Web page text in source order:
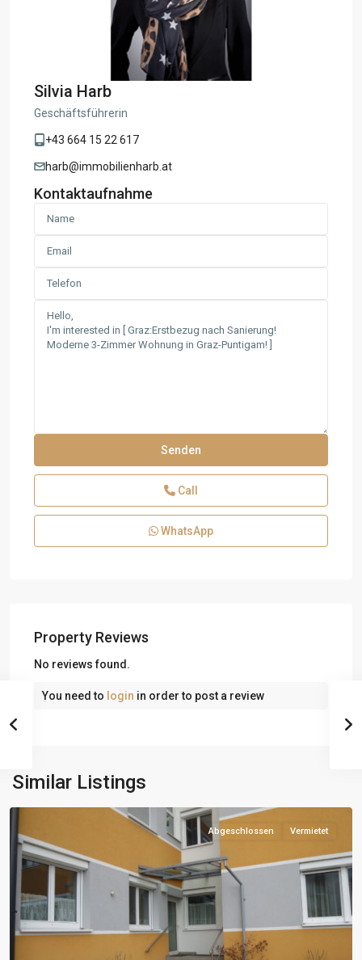
Silvia Harb
Geschäftsführerin
+43 664 15 22 617
harb@immobilienharb.at
Kontaktaufnahme
Call
WhatsApp
Property Reviews
No reviews found.
You need to login in order to post a review
Similar Listings
Abgeschlossen Vermietet